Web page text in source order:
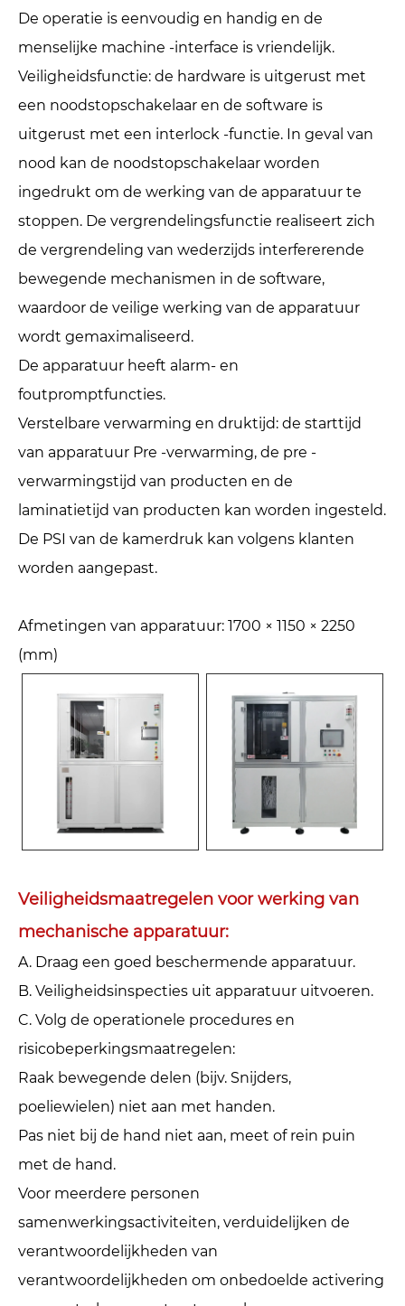
De operatie is eenvoudig en handig en de
menselijke machine -interface is vriendelijk.
Veiligheidsfunctie: de hardware is uitgerust met
een noodstopschakelaar en de software is
uitgerust met een interlock -functie. In geval van
nood kan de noodstopschakelaar worden
ingedrukt om de werking van de apparatuur te
stoppen. De vergrendelingsfunctie realiseert zich
de vergrendeling van wederzijds interfererende
bewegende mechanismen in de software,
waardoor de veilige werking van de apparatuur
wordt gemaximaliseerd.
De apparatuur heeft alarm- en
foutpromptfuncties.
Verstelbare verwarming en druktijd: de starttijd
van apparatuur Pre -verwarming, de pre -
verwarmingstijd van producten en de
laminatietijd van producten kan worden ingesteld.
De PSI van de kamerdruk kan volgens klanten
worden aangepast.
Afmetingen van apparatuur: 1700 × 1150 × 2250
(mm)
Veiligheidsmaatregelen voor werking van
mechanische apparatuur: ‌
A. Draag een goed beschermende apparatuur. ‌
B. Veiligheidsinspecties uit apparatuur uitvoeren. ‌
C. Volg de operationele procedures en
risicobeperkingsmaatregelen: ‌
Raak bewegende delen (bijv. Snijders,
poeliewielen) niet aan met handen.
Pas niet bij de hand niet aan, meet of rein puin
met de hand.
Voor meerdere personen
samenwerkingsactiviteiten, verduidelijken de
verantwoordelijkheden van
verantwoordelijkheden om onbedoelde activering